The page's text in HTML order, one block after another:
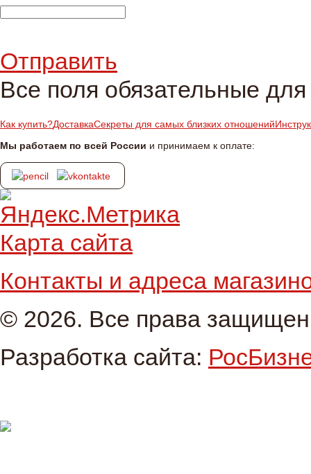
Отправить
Все поля обязательные
Как купить?ДоставкаСекреты для самых близких отношений
Мы работаем по всей России и принимаем к оплате:
Карта сайта
Контакты и адреса
© 2026. Все права
Разработка сайта: